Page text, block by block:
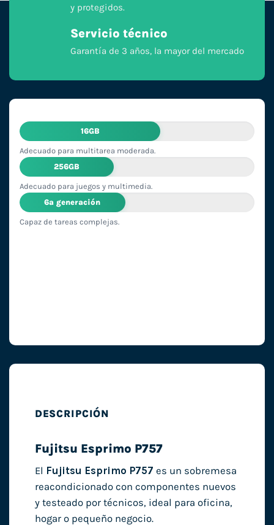
y protegidos.
Servicio técnico
Garantía de 3 años, la mayor del mercado
16GB
Adecuado para multitarea moderada.
256GB
Adecuado para juegos y multimedia.
6ª generación
Capaz de tareas complejas.
DESCRIPCIÓN
Fujitsu Esprimo P757
El Fujitsu Esprimo P757 es un sobremesa
reacondicionado con componentes nuevos
y testeado por técnicos, ideal para oficina,
hogar o pequeño negocio.